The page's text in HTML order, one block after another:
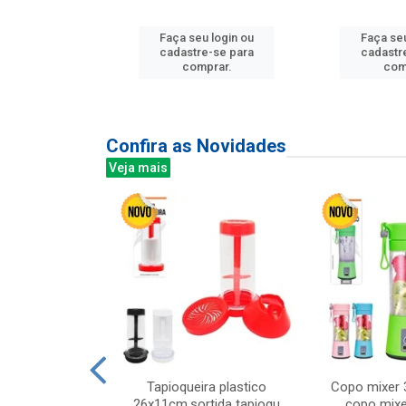
Faça seu login ou
cadastre-se para
comprar.
Faça
Confira as Novidades
Veja mais
Tapioqueira plastico
Copo mixer